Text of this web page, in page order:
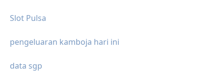
Slot Pulsa
pengeluaran kamboja hari ini
data sgp